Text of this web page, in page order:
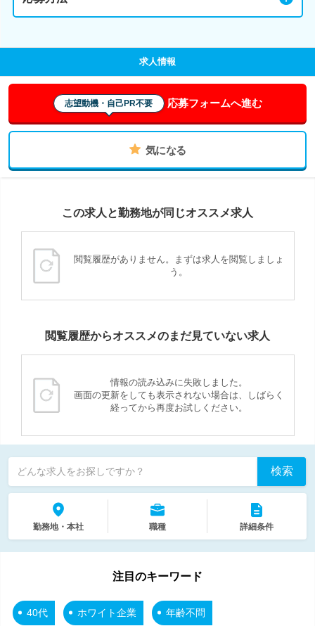
求人情報
志望動機・自己PR不要 応募フォームへ進む
気になる
この求人と勤務地が同じオススメ求人
閲覧履歴がありません。まずは求人を閲覧しましょ
う。
閲覧履歴からオススメのまだ見ていない求人
情報の読み込みに失敗しました。
画面の更新をしても表示されない場合は、しばらく
経ってから再度お試しください。
どんな求人をお探しですか？ 検索
勤務地・本社 職種 詳細条件
注目のキーワード
40代 ホワイト企業 年齢不問